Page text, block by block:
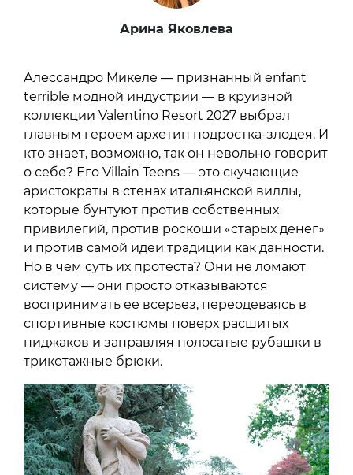
Арина Яковлева
Алессандро Микеле — признанный enfant
terrible модной индустрии — в круизной
коллекции Valentino Resort 2027 выбрал
главным героем архетип подростка-злодея. И
кто знает, возможно, так он невольно говорит
о себе? Его Villain Teens — это скучающие
аристократы в стенах итальянской виллы,
которые бунтуют против собственных
привилегий, против роскоши «старых денег»
и против самой идеи традиции как данности.
Но в чем суть их протеста? Они не ломают
систему — они просто отказываются
воспринимать ее всерьез, переодеваясь в
спортивные костюмы поверх расшитых
пиджаков и заправляя полосатые рубашки в
трикотажные брюки.